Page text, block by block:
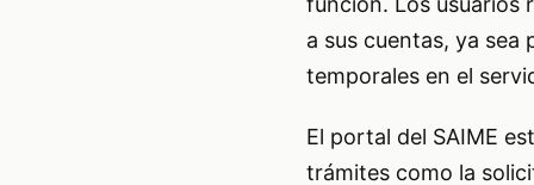
a sus cuentas, ya
temporales en el
El portal del SAIME
trámites como la